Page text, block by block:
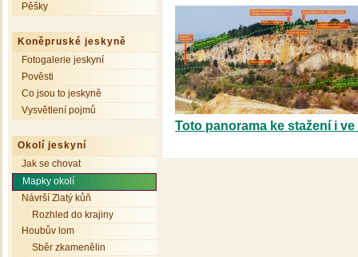
Toto panorama ke stažení i
Pěšky
Koněpruské jeskyně
Fotogalerie jeskyní
Pověsti
Co jsou to jeskyně
Vysvětlení pojmů
Okolí jeskyní
Jak se chovat
Mapky okolí
Návrší Zlatý kůň
Rozhled do krajiny
Houbův lom
Sběr zkamenělin